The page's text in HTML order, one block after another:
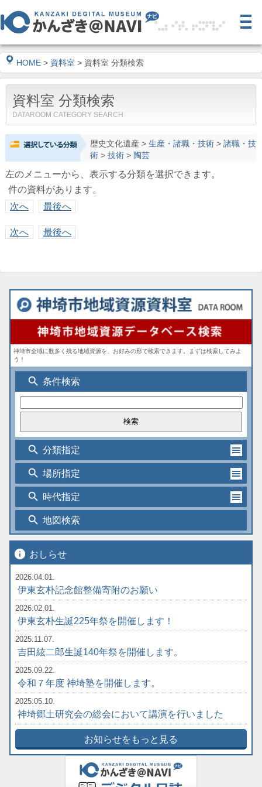
HOME > 資料室 > 資料室 分類検索
資料室 分類検索
DATAROOM CATEGORY SEARCH
歴史文化遺産> 生産・諸職・技術> 諸職・技
術> 技術> 陶芸
左のメニューから、表示する分類を選択できます。
件の資料があります。
次へ
最後へ
次へ 最後へ
神埼市全域に数多く残る地域資源を、お好みの形で検索できます。まずは検索してみよ
う！
search 条件検索
search 分類指定
search 場所指定
search 時代指定
search 地図検索
info おしらせ
2026.04.01.
伊東玄朴記念館整備寄附のお願い
2026.02.01.
伊東玄朴生誕225年祭を開催します！
2025.11.07.
吉田絃二郎生誕140年祭を開催します。
2025.09.22.
令和７年度 神埼塾を開催します。
2025.05.10.
神埼郷土研究会の総会において講演を行いました
お知らせをもっと見る